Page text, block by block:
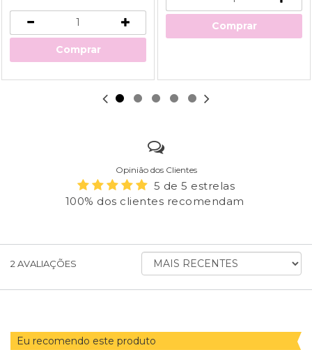
Comprar
Comprar
Opinião dos Clientes
5 de 5 estrelas
100% dos clientes recomendam
2 AVALIAÇÕES
ORDENAR
AVALIAÇÕES
Eu recomendo este produto